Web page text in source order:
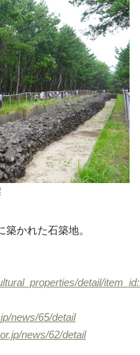
かれた石築地。
detail/
news/65/detail
news/62/detail